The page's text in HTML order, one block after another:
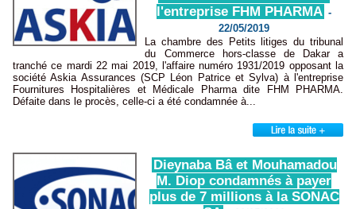
l'entreprise FHM PHARMA -
22/05/2019
La chambre des Petits litiges du tribunal
du Commerce hors-classe de Dakar a
tranché ce mardi 22 mai 2019, l'affaire numéro 1931/2019 opposant la
société Askia Assurances (SCP Léon Patrice et Sylva) à l'entreprise
Fournitures Hospitalières et Médicale Pharma dite FHM PHARMA.
Défaite dans le procès, celle-ci a été condamnée à...
Dieynaba Bâ et Mouhamadou
M. Diop condamnés à payer
plus de 7 millions à la SONAC